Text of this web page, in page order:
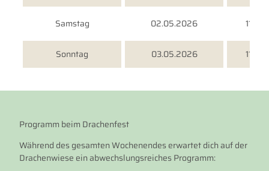
Samstag 02.05.2026 11:00
Sonntag 03.05.2026 11:00
Programm beim Drachenfest
Während des gesamten Wochenendes erwartet dich auf der
Drachenwiese ein abwechslungsreiches Programm: